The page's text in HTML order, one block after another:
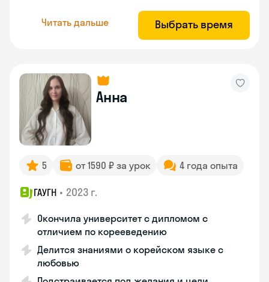
Читать дальше Выбрать время
Анна
5 от 1590 ₽ за урок 4 года опыта
ГАУГН • 2023 г.
Окончила университет с дипломом с
отличием по корееведению
Делится знаниями о корейском языке с
любовью